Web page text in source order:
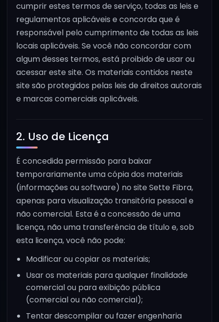
cumprir estes termos de serviço, todas as leis e
regulamentos aplicáveis e concorda que é
responsável pelo cumprimento de todas as leis
locais aplicáveis. Se você não concordar com
algum desses termos, está proibido de usar ou
acessar este site. Os materiais contidos neste
site são protegidos pelas leis de direitos autorais
e marcas comerciais aplicáveis.
2. Uso de Licença
É concedida permissão para baixar
temporariamente uma cópia dos materiais
(informações ou software) no site Sette Fibra,
apenas para visualização transitória pessoal e
não comercial. Esta é a concessão de uma
licença, não uma transferência de título e, sob
esta licença, você não pode:
Modificar ou copiar os materiais;
Usar os materiais para qualquer finalidade
comercial ou para exibição pública
(comercial ou não comercial);
Tentar descompilar ou fazer engenharia